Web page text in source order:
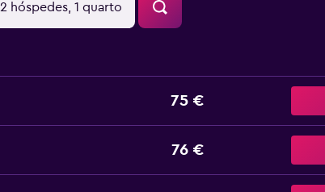
2 hóspedes, 1 quarto
75 €
76 €